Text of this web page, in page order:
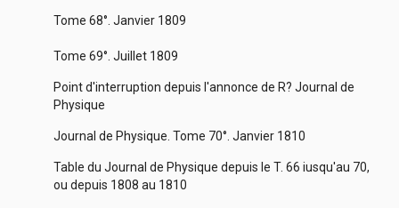
Tome 68°. Janvier 1809
Tome 69°. Juillet 1809
Point d'interruption depuis l'annonce de R? Journal de
Physique
Journal de Physique. Tome 70°. Janvier 1810
Table du Journal de Physique depuis le T. 66 iusqu'au 70,
ou depuis 1808 au 1810